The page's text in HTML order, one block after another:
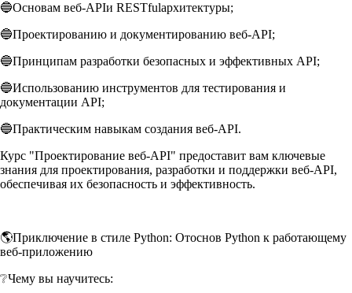
🔵Основам веб-APIи RESTfulархитектуры;
🔵Проектированию и документированию веб-API;
🔵Принципам разработки безопасных и эффективных API;
🔵Использованию инструментов для тестирования и
документации API;
🔵Практическим навыкам создания веб-API.
Курс "Проектирование веб-API" предоставит вам ключевые
знания для проектирования, разработки и поддержки веб-API,
обеспечивая их безопасность и эффективность.
🌎Приключение в стиле Python: Отоснов Python к работающему
веб-приложению
❔Чему вы научитесь: